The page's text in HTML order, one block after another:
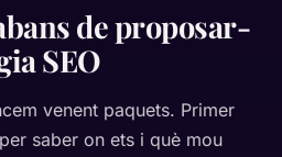
de proposar-
SEO
venent paquets. Primer
per saber on ets i què mou